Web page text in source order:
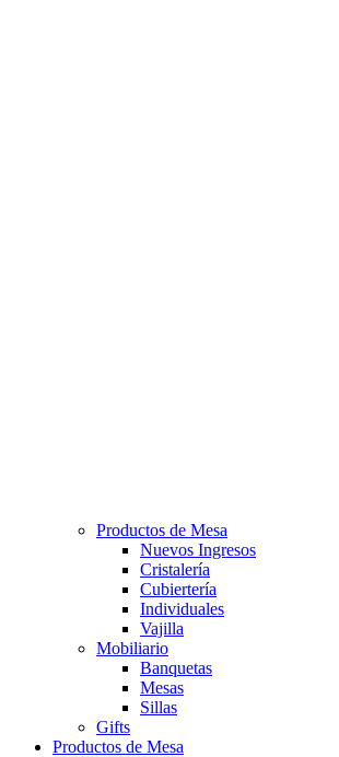
Productos de Mesa
Nuevos Ingresos
Cristalería
Cubiertería
Individuales
Vajilla
Mobiliario
Banquetas
Mesas
Sillas
Gifts
Productos de Mesa